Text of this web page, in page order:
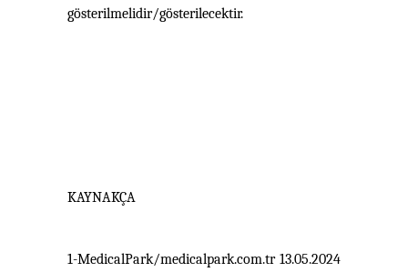
gösterilmelidir/gösterilecektir.
KAYNAKÇA
1-MedicalPark/medicalpark.com.tr 13.05.2024